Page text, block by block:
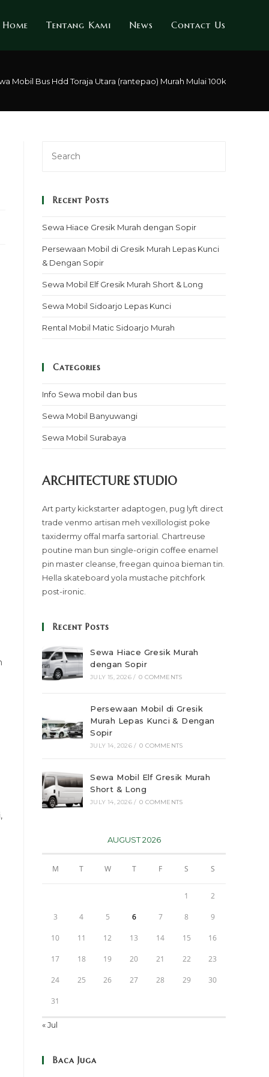
Home Tentang Kami News Contact Us
Mobil Bus Hdd Toraja Utara (rantepao) Murah Mulai 100k – Sopir &
Recent Posts
Sewa Hiace Gresik Murah dengan Sopir
Persewaan Mobil di Gresik Murah Lepas Kunci
& Dengan Sopir
Sewa Mobil Elf Gresik Murah Short & Long
Sewa Mobil Sidoarjo Lepas Kunci
Rental Mobil Matic Sidoarjo Murah
Categories
Info Sewa mobil dan bus
Sewa Mobil Banyuwangi
Sewa Mobil Surabaya
ARCHITECTURE STUDIO
Art party kickstarter adaptogen, pug lyft direct
trade venmo artisan meh vexillologist poke
taxidermy offal marfa sartorial. Chartreuse
poutine man bun single-origin coffee enamel
pin master cleanse, freegan quinoa bieman tin.
Hella skateboard yola mustache pitchfork
post-ironic.
Recent Posts
Sewa Hiace Gresik Murah
dengan Sopir
JULY 15, 2026 / 0 COMMENTS
Persewaan Mobil di Gresik
Murah Lepas Kunci & Dengan
Sopir
JULY 14, 2026 / 0 COMMENTS
Sewa Mobil Elf Gresik Murah
Short & Long
JULY 14, 2026 / 0 COMMENTS
AUGUST 2026
M T W T F S S
1 2
3 4 5 6 7 8 9
10 11 12 13 14 15 16
17 18 19 20 21 22 23
24 25 26 27 28 29 30
31
« Jul
Baca Juga